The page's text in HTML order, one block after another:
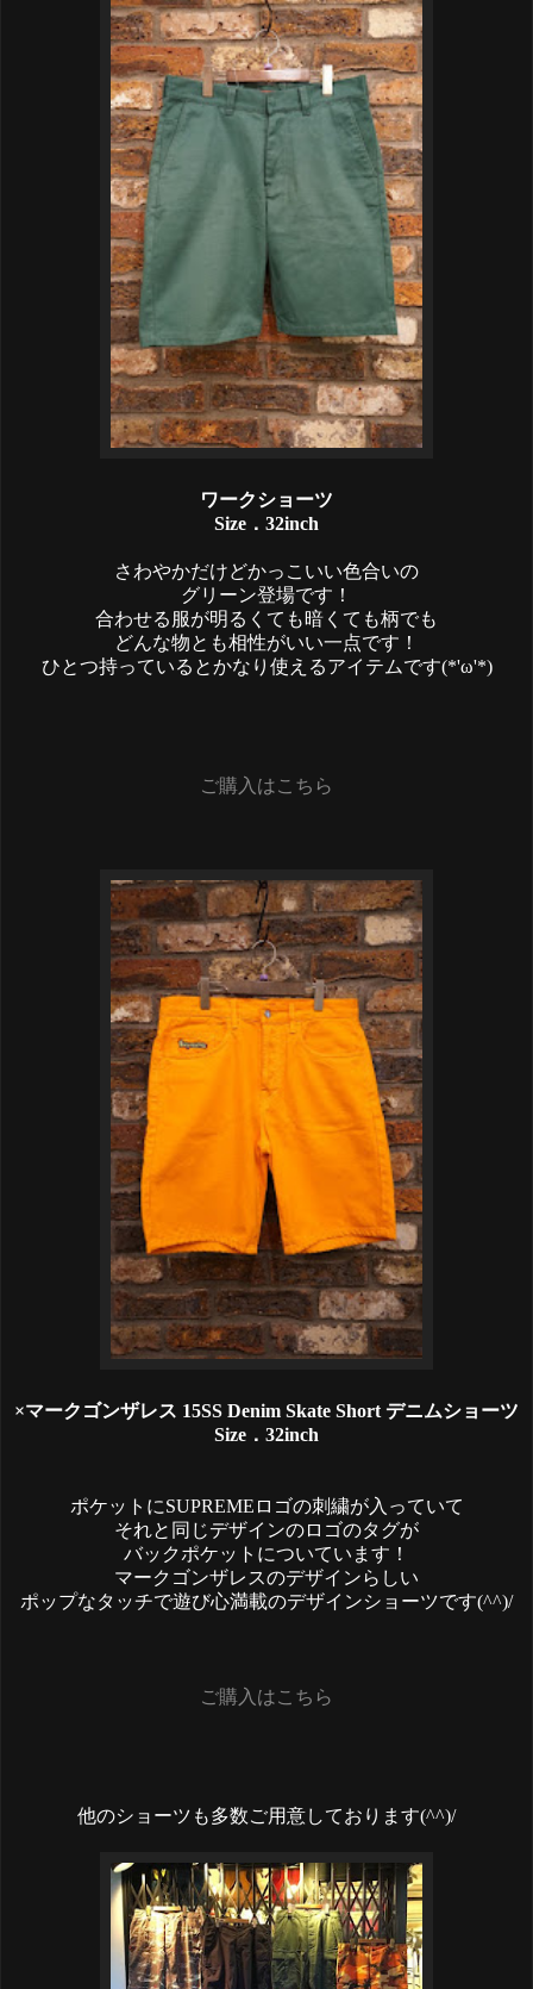
ワークショーツ
Size．32inch
さわやかだけどかっこいい色合いの
グリーン登場です！
合わせる服が明るくても暗くても柄でも
どんな物とも相性がいい一点です！
ひとつ持っているとかなり使えるアイテムです(*'ω'*)
ご購入はこちら
×マークゴンザレス 15SS Denim Skate Short デニムショーツ
Size．32inch
ポケットにSUPREMEロゴの刺繍が入っていて
それと同じデザインのロゴのタグが
バックポケットについています！
マークゴンザレスのデザインらしい
ポップなタッチで遊び心満載のデザインショーツです(^^)/
ご購入はこちら
他のショーツも多数ご用意しております(^^)/